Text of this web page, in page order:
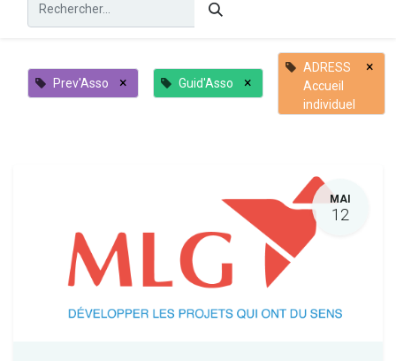
Prev'Asso × Guid'Asso ×
ADRESS
Accueil
individuel
×
MAI
12